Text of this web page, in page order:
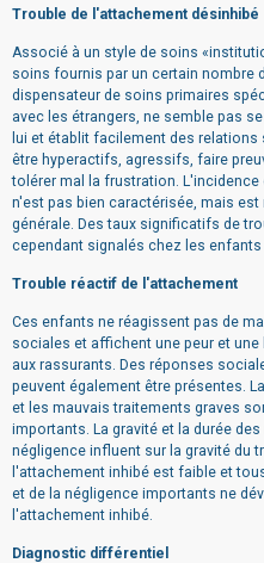
Trouble de l'attachement désinhibé
Associé à un style de soins
soins fournis par un certain nombre
dispensateur de soins primaires
avec les étrangers, ne semble pas
lui et établit facilement des
être hyperactifs, agressifs, faire
tolérer mal la frustration.
n'est pas bien caractérisée, mais
générale. Des taux significatifs de
cependant signalés chez les
Trouble réactif de l'attachement
Ces enfants ne réagissent pas de
sociales et affichent une peur et
aux rassurants. Des réponses
peuvent également être présentes.
et les mauvais traitements graves
importants. La gravité et la durée
négligence influent sur la gravité du
l'attachement inhibé est faible et
et de la négligence importants ne
l'attachement inhibé.
Diagnostic différentiel